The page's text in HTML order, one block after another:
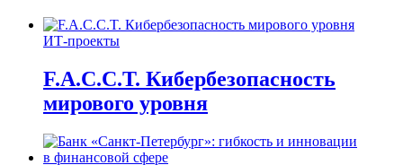
ИТ-проекты
F.A.C.C.T. Кибербезопасность
мирового уровня